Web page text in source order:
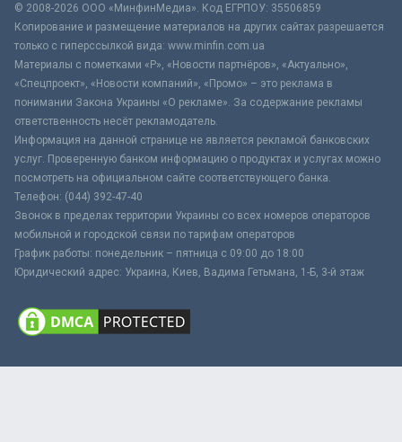
© 2008-2026 ООО «МинфинМедиа». Код ЕГРПОУ: 35506859
Копирование и размещение материалов на других сайтах разрешается
только с гиперссылкой вида: www.minfin.com.ua
Материалы с пометками «Р», «Новости партнёров», «Актуально»,
«Спецпроект», «Новости компаний», «Промо» – это реклама в
понимании Закона Украины «О рекламе». За содержание рекламы
ответственность несёт рекламодатель.
Информация на данной странице не является рекламой банковских
услуг. Проверенную банком информацию о продуктах и услугах можно
посмотреть на официальном сайте соответствующего банка.
Телефон: (044) 392-47-40
Звонок в пределах территории Украины со всех номеров операторов
мобильной и городской связи по тарифам операторов
График работы: понедельник – пятница с 09:00 до 18:00
Юридический адрес: Украина, Киев, Вадима Гетьмана, 1-Б, 3-й этаж